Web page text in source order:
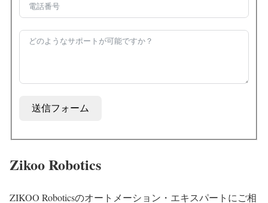
送信フォーム
Zikoo Robotics
ZIKOO Roboticsのオートメーション・エキスパートにご相